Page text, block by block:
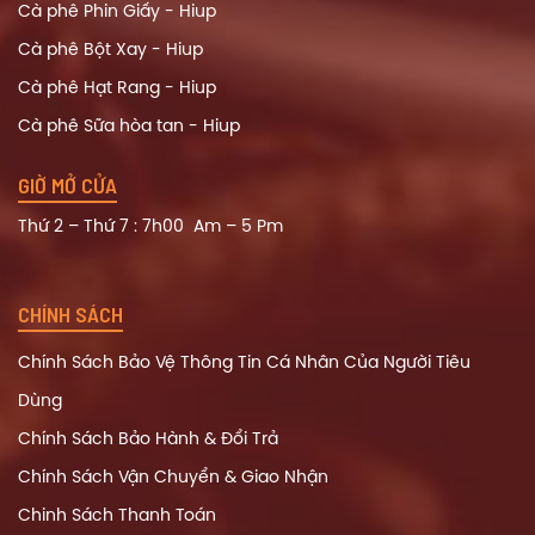
Cà phê Phin Giấy - Hiup
Cà phê Bột Xay - Hiup
Cà phê Hạt Rang - Hiup
Cà phê Sữa hòa tan - Hiup
GIỜ MỞ CỬA
Thứ 2 – Thứ 7 : 7h00 Am – 5 Pm
CHÍNH SÁCH
Chính Sách Bảo Vệ Thông Tin Cá Nhân Của Người Tiêu
Dùng
Chính Sách Bảo Hành & Đổi Trả
Chính Sách Vận Chuyển & Giao Nhận
Chinh Sách Thanh Toán